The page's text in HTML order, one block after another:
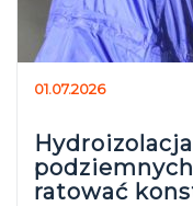
01.07.2026
ratować